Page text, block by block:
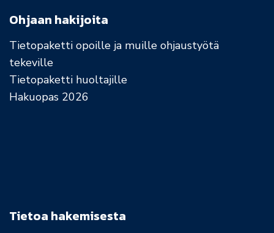
Ohjaan hakijoita
Tietopaketti opoille ja muille ohjaustyötä
tekeville
Tietopaketti huoltajille
Hakuopas 2026
Tietoa hakemisesta